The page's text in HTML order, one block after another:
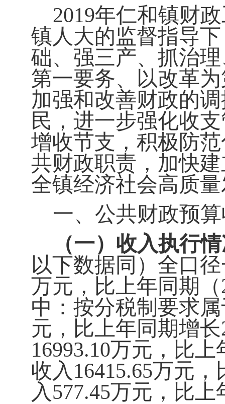
2019年仁和镇财
镇人大的监督指导
础、强三产、抓治
第一要务、以改革
加强和改善财政的
民，进一步强化收
增收节支，积极防
共财政职责，加快
全镇经济社会高质
一、公共财政预
（一）收入执行
以下数据同）全口
万元，比上年同期（
中：按分税制要求
元，比上年同期增长
16993.10万元，比上
收入 16415.65万元，
入577.45万元，比上